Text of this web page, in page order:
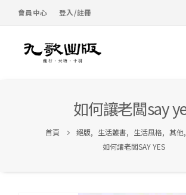
會員中心 登入/註冊
如何讓老闆say
首頁 絕版, 生活叢書, 生活風格, 其他,
如何讓老闆SAY YES